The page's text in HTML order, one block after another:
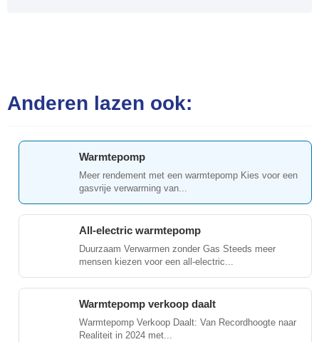
Anderen lazen ook:
Warmtepomp
Meer rendement met een warmtepomp Kies voor een
gasvrije verwarming van...
All-electric warmtepomp
Duurzaam Verwarmen zonder Gas Steeds meer
mensen kiezen voor een all-electric...
Warmtepomp verkoop daalt
Warmtepomp Verkoop Daalt: Van Recordhoogte naar
Realiteit in 2024 met...